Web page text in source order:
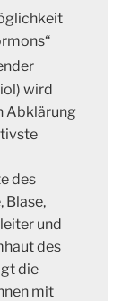
wird
Abklärung
des
Blase,
und
des
die
mit